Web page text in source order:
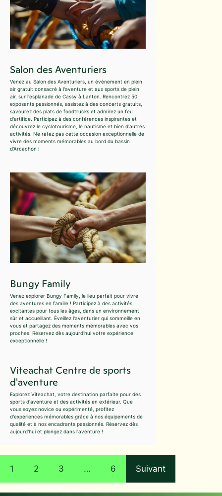
Salon des Aventuriers
Venez au Salon des Aventuriers, un événement en plein
air gratuit consacré à l'aventure et aux sports de plein
air, sur l'esplanade de Cassy à Lanton. Rencontrez 50
exposants passionnés, assistez à des concerts gratuits,
savourez des plats de foodtrucks et admirez un feu
d'artifice. Participez à des conférences inspirantes et
découvrez le cyclotourisme, le nautisme et bien d'autres
activités. Ne ratez pas cette occasion exceptionnelle de
vivre des moments mémorables au bord du bassin
d'Arcachon !
Bungy Family
Venez explorer Bungy Family, le lieu parfait pour vivre
des aventures en famille ! Participez à des activités
excitantes pour tous les âges, dans un environnement
sûr et accueillant. Éveillez l'aventurier qui sommeille en
vous et partagez des moments mémorables avec vos
proches. Réservez dès aujourd'hui votre expérience
exceptionnelle !
Viteachat Centre de sports
d'aventure
Explorez Viteachat, votre destination parfaite pour des
sports d'aventure et des activités en extérieur. Que
vous soyez novice ou expérimenté, profitez
d'expériences mémorables grâce à nos équipements de
qualité et à nos encadrants passionnés. Réservez dès
aujourd'hui et plongez dans l'aventure !
1 2 3 … 6 Suivant